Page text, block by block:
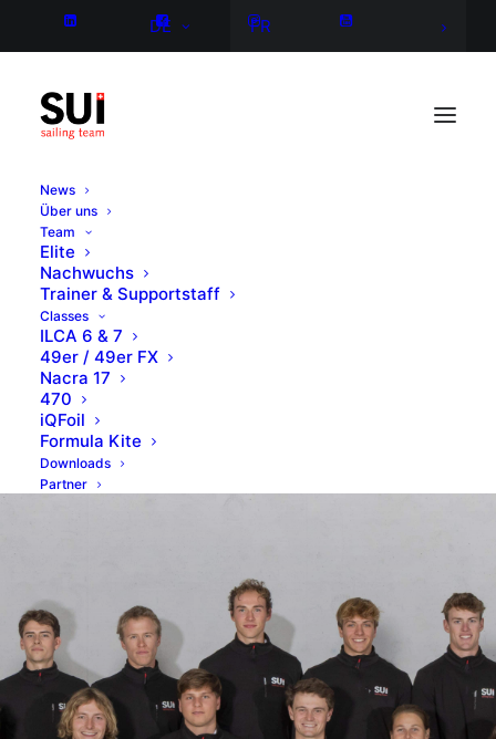
DE FR
News
Über uns
Team
Elite
Nachwuchs
Trainer & Supportstaff
Classes
ILCA 6 & 7
49er / 49er FX
Nacra 17
470
iQFoil
Formula Kite
Downloads
Partner